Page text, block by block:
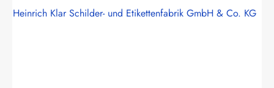
Heinrich Klar Schilder- und Etikettenfabrik GmbH & Co. KG